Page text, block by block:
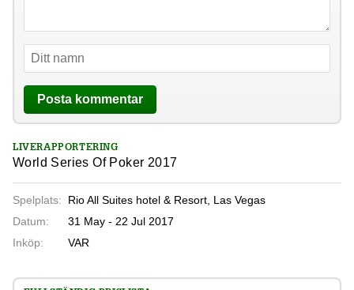
LIVERAPPORTERING
World Series Of Poker 2017
Spelplats:
Rio All Suites hotel & Resort, Las Vegas
Datum:
31 May - 22 Jul 2017
Inköp:
VAR